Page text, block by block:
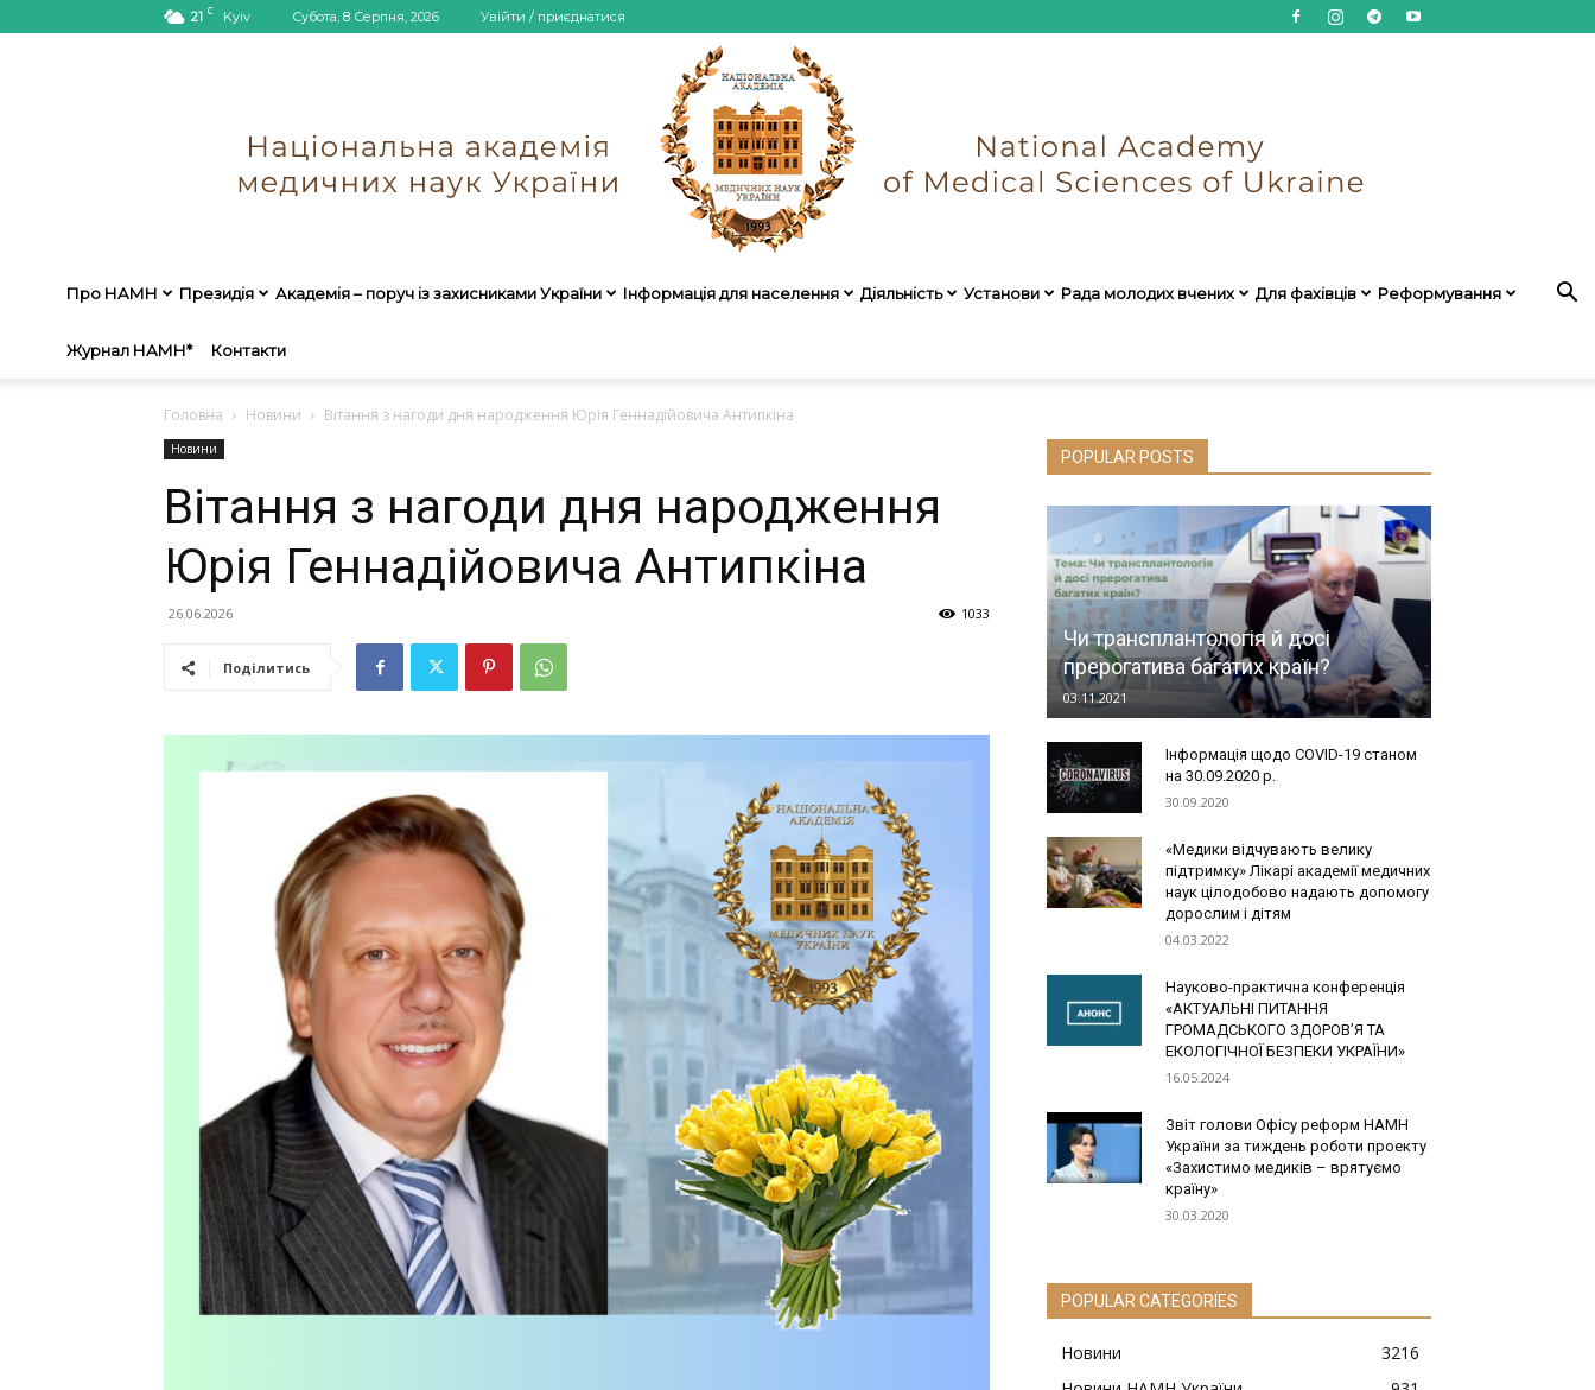
21 C Kyiv Субота, 8 Серпня, 2026 Увійти / приєднатися
України
Про НАМН Президія Академія – поруч із захисниками України Інформація для населення Діяльність Установи Рада молодих вчених Для фахівців Реформування
Журнал НАМН* Контакти
Головна Новини Вітання з нагоди дня народження Юрія Геннадійовича Антипкіна
Новини
Вітання з нагоди дня народження
Юрія Геннадійовича Антипкіна
26.06.2026 1033
Поділитись
POPULAR POSTS
Чи трансплантологія й досі
прерогатива багатих країн?
03.11.2021
Інформація щодо COVID-19 станом
на 30.09.2020 р.
30.09.2020
«Медики відчувають велику
підтримку» Лікарі академії медичних
наук цілодобово надають допомогу
дорослим і дітям
04.03.2022
Науково-практична конференція
«АКТУАЛЬНІ ПИТАННЯ
ГРОМАДСЬКОГО ЗДОРОВ’Я ТА
ЕКОЛОГІЧНОЇ БЕЗПЕКИ УКРАЇНИ»
16.05.2024
Звіт голови Офісу реформ НАМН
України за тиждень роботи проекту
«Захистимо медиків – врятуємо
країну»
30.03.2020
POPULAR CATEGORIES
Новини
3216